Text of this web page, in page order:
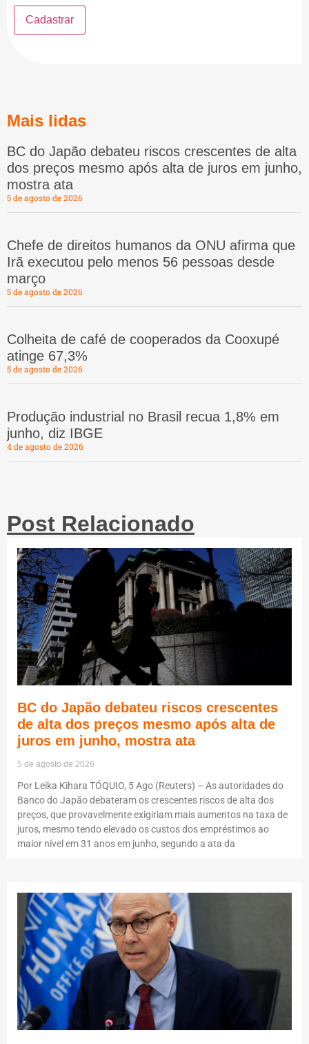
Mais lidas
BC do Japão debateu riscos crescentes de alta
dos preços mesmo após alta de juros em junho,
mostra ata
5 de agosto de 2026
Chefe de direitos humanos da ONU afirma que
Irã executou pelo menos 56 pessoas desde
março
5 de agosto de 2026
Colheita de café de cooperados da Cooxupé
atinge 67,3%
5 de agosto de 2026
Produção industrial no Brasil recua 1,8% em
junho, diz IBGE
4 de agosto de 2026
Post Relacionado
BC do Japão debateu riscos crescentes
de alta dos preços mesmo após alta de
juros em junho, mostra ata
5 de agosto de 2026
Por Leika Kihara TÓQUIO, 5 Ago (Reuters) – As autoridades do
Banco do Japão debateram os crescentes riscos de alta dos
preços, que provavelmente exigiriam mais aumentos na taxa de
juros, mesmo tendo elevado os custos dos empréstimos ao
maior nível em 31 anos em junho, segundo a ata da